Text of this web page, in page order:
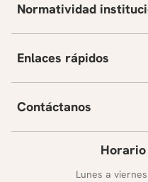
Normatividad
Enlaces rápidos
Contáctanos
Lunes a